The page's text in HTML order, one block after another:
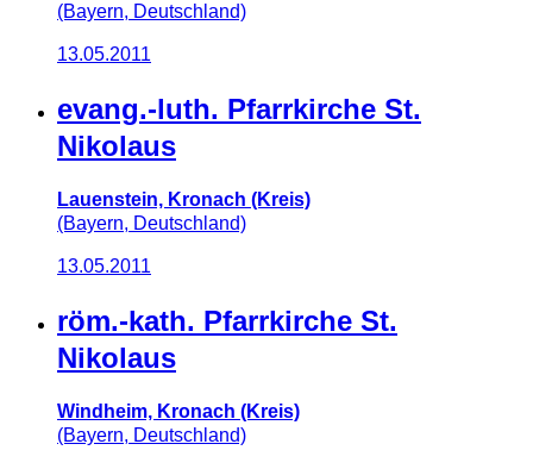
(Bayern, Deutschland)
13.05.2011
evang.-luth. Pfarrkirche St.
Nikolaus
Lauenstein, Kronach (Kreis)
(Bayern, Deutschland)
13.05.2011
röm.-kath. Pfarrkirche St.
Nikolaus
Windheim, Kronach (Kreis)
(Bayern, Deutschland)